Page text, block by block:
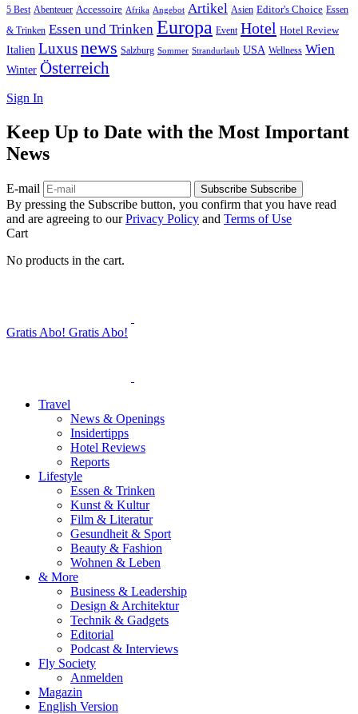
5 Best Abenteuer Accessoire Afrika Angebot Artikel Asien Editor's Choice Essen
& Trinken Essen und Trinken Europa Event Hotel Hotel Review
Italien Luxusnews Salzburg Sommer Strandurlaub USA Wellness Wien
Winter Österreich
Sign In
Keep Up to Date with the Most Important
News
E-mail Subscribe Subscribe
By pressing the Subscribe button, you confirm that you have read
and are agreeing to ourPrivacy Policy and Terms of Use
Cart
No products in the cart.
Gratis Abo! Gratis Abo!
Travel
News & Openings
Insidertipps
Hotel Reviews
Reports
Lifestyle
Essen & Trinken
Kunst & Kultur
Film & Literatur
Gesundheit & Sport
Beauty & Fashion
Wohnen & Leben
& More
Business & Leadership
Design & Architektur
Technik & Gadgets
Editorial
Podcast & Interviews
Fly Society
Anmelden
Magazin
English Version